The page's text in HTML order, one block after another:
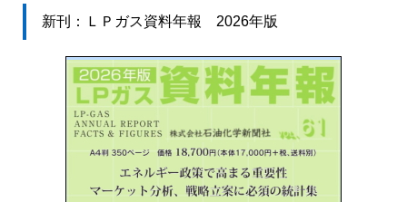
新刊：ＬＰガス資料年報 2026年版